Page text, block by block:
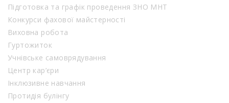
Підготовка та графік проведення ЗНО МНТ
Конкурси фахової майстерності
Виховна робота
Гуртожиток
Учнівське самоврядування
Центр кар’єри
Інклюзивне навчання
Протидія булінгу